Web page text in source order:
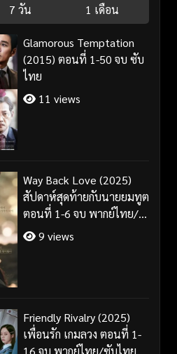
7 วัน 1 เดือน
Glamorous Temptation
(2015) ตอนที่ 1-50 จบ ซับ
ไทย
11 views
Way Back Love (2025)
สัปดาห์สุดท้ายกับนายยมทูต
ตอนที่ 1-6 จบ พากย์ไทย/
ซับไทย
9 views
Friendly Rivalry (2025)
เพื่อนรัก เกมลวง ตอนที่ 1-
16 จบ พากย์ไทย/ซับไทย